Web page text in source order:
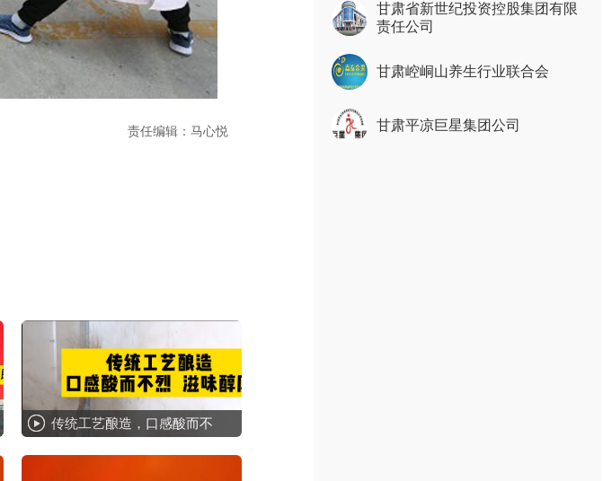
责任编辑：马心悦
传统工艺酿造，口感酸而不
甘肃省新世纪投资控股集团有限
责任公司
甘肃崆峒山养生行业联合会
甘肃平凉巨星集团公司